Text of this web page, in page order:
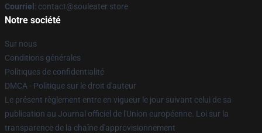
Courriel : contact@souleater.store
Notre société
Sur nous
Conditions générales
Politiques de confidentialité
DMCA - Politique sur le droit d'auteur
Le présent règlement entre en vigueur le jour suivant celui de sa
publication au Journal officiel de l'Union européenne. Loi sur la
transparence de la chaîne d'approvisionnement